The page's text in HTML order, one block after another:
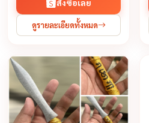
สั่งซื้อเลย
ดูรายละเอียดทั้งหมด